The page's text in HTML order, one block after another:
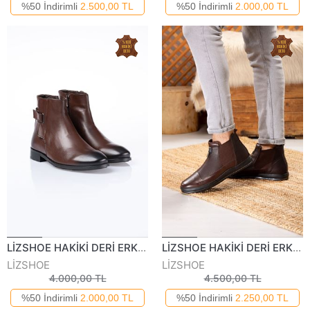
%50 İndirimli 2.500,00 TL %50 İndirimli 2.000,00 TL
LİZSHOE HAKİKİ DERİ ERKEK GÜNLÜK BOT PİK 700122K
LİZSHOE
4.000,00 TL
%50 İndirimli 2.000,00 TL
LİZSHOE HAKİKİ DERİ ERKEK BOT VYGR 646023K
LİZSHOE
4.500,00 TL
%50 İndirimli 2.250,00 TL